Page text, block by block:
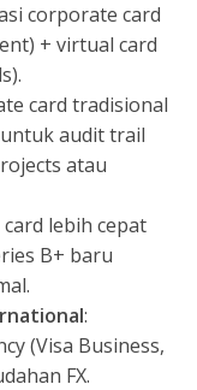
corporate card
+ virtual card
card tradisional
untuk audit trail
atau
lebih cepat
B+ baru
:
(Visa Business,
FX.